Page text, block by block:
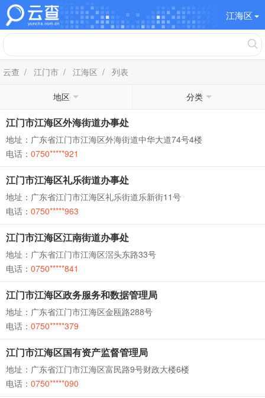
江海区
云查 / 江门市 / 江海区 / 列表
地区 分类
江门市江海区外海街道办事处
地址：广东省江门市江海区外海街道中华大道74号4楼
电话： 0750*****921
江门市江海区礼乐街道办事处
地址：广东省江门市江海区礼乐街道乐新街11号
电话： 0750*****963
江门市江海区江南街道办事处
地址：广东省江门市江海区滘头东路33号
电话： 0750*****841
江门市江海区政务服务和数据管理局
地址：广东省江门市江海区金瓯路288号
电话： 0750*****379
江门市江海区国有资产监督管理局
地址：广东省江门市江海区富民路9号财政大楼6楼
电话： 0750*****090